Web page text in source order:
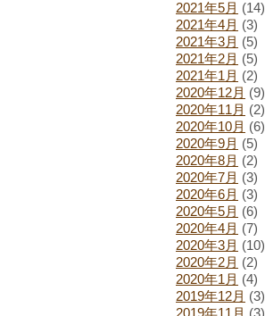
2021年5月 (14)
2021年4月 (3)
2021年3月 (5)
2021年2月 (5)
2021年1月 (2)
2020年12月 (9)
2020年11月 (2)
2020年10月 (6)
2020年9月 (5)
2020年8月 (2)
2020年7月 (3)
2020年6月 (3)
2020年5月 (6)
2020年4月 (7)
2020年3月 (10)
2020年2月 (2)
2020年1月 (4)
2019年12月 (3)
2019年11月 (3)